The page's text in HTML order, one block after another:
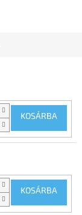
KOSÁRBA
KOSÁRBA